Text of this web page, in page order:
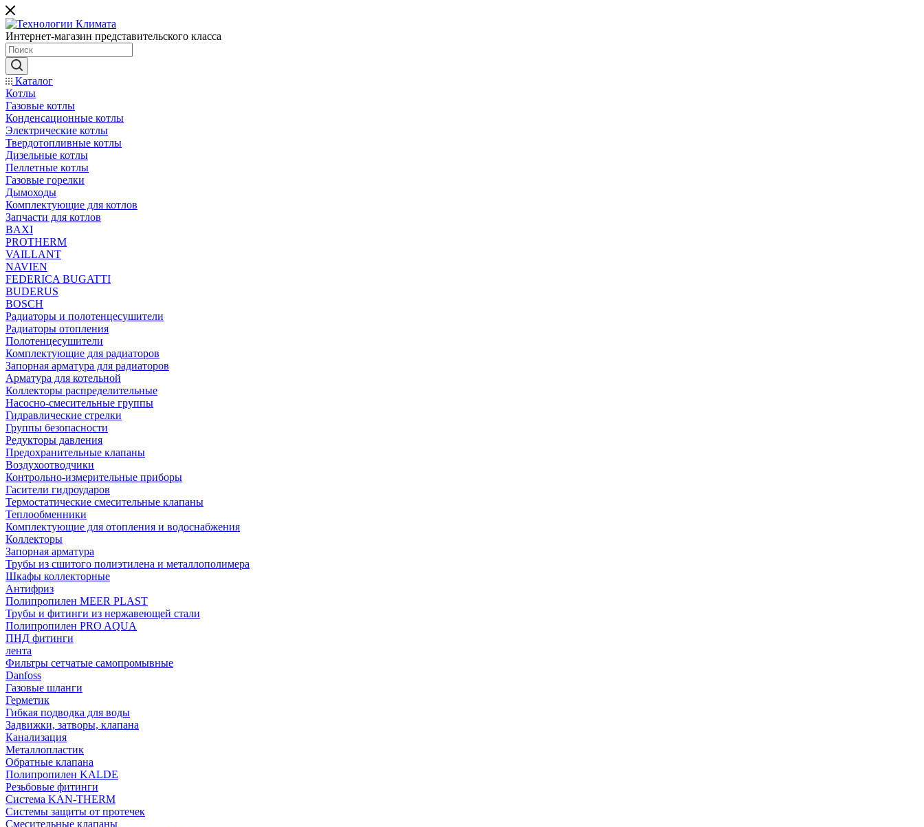
Интернет-магазин представительского класса
Каталог
Котлы
Газовые котлы
Конденсационные котлы
Электрические котлы
Твердотопливные котлы
Дизельные котлы
Пеллетные котлы
Газовые горелки
Дымоходы
Комплектующие для котлов
Запчасти для котлов
BAXI
PROTHERM
VAILLANT
NAVIEN
FEDERICA BUGATTI
BUDERUS
BOSCH
Радиаторы и полотенцесушители
Радиаторы отопления
Полотенцесушители
Комплектующие для радиаторов
Запорная арматура для радиаторов
Арматура для котельной
Коллекторы распределительные
Насосно-смесительные группы
Гидравлические стрелки
Группы безопасности
Редукторы давления
Предохранительные клапаны
Воздухоотводчики
Контрольно-измерительные приборы
Гасители гидроударов
Термостатические смесительные клапаны
Теплообменники
Комплектующие для отопления и водоснабжения
Коллекторы
Запорная арматура
Трубы из сшитого полиэтилена и металлополимера
Шкафы коллекторные
Антифриз
Полипропилен MEER PLAST
Трубы и фитинги из нержавеющей стали
Полипропилен PRO AQUA
ПНД фитинги
лента
Фильтры сетчатые самопромывные
Danfoss
Газовые шланги
Герметик
Гибкая подводка для воды
Задвижки, затворы, клапана
Канализация
Металлопластик
Обратные клапана
Полипропилен KALDE
Резьбовые фитинги
Система KAN-THERM
Системы защиты от протечек
Смесительные клапаны